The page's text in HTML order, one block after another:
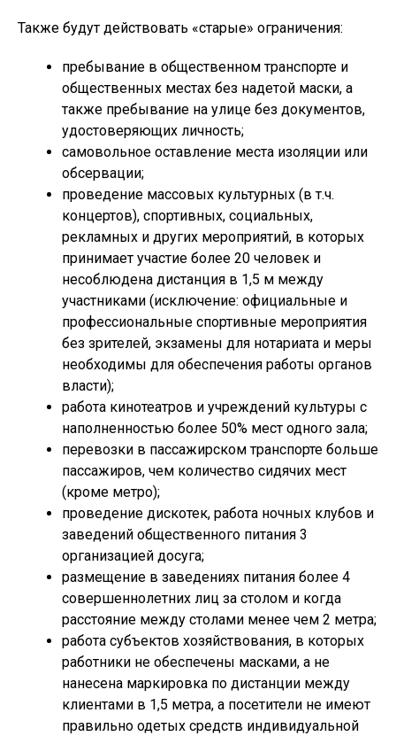
Также будут действовать «старые» ограничения:
пребывание в общественном транспорте и
общественных местах без надетой маски, а
также пребывание на улице без документов,
удостоверяющих личность;
самовольное оставление места изоляции или
обсервации;
проведение массовых культурных (в т.ч.
концертов), спортивных, социальных,
рекламных и других мероприятий, в которых
принимает участие более 20 человек и
несоблюдена дистанция в 1,5 м между
участниками (исключение: официальные и
профессиональные спортивные мероприятия
без зрителей, экзамены для нотариата и меры
необходимы для обеспечения работы органов
власти);
работа кинотеатров и учреждений культуры с
наполненностью более 50% мест одного зала;
перевозки в пассажирском транспорте больше
пассажиров, чем количество сидячих мест
(кроме метро);
проведение дискотек, работа ночных клубов и
заведений общественного питания 3
организацией досуга;
размещение в заведениях питания более 4
совершеннолетних лиц за столом и когда
расстояние между столами менее чем 2 метра;
работа субъектов хозяйствования, в которых
работники не обеспечены масками, а не
нанесена маркировка по дистанции между
клиентами в 1,5 метра, а посетители не имеют
правильно одетых средств индивидуальной